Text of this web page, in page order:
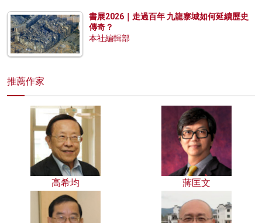
書展2026｜走過百年 九龍寨城如何延續歷史
傳奇？
本社編輯部
推薦作家
高希均 蔣匡文